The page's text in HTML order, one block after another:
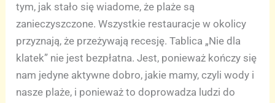
tym, jak stało się wiadome, że plaże są
zanieczyszczone. Wszystkie restauracje w okolicy
przyznają, że przeżywają recesję. Tablica „Nie dla
klatek” nie jest bezpłatna. Jest, ponieważ kończy się
nam jedyne aktywne dobro, jakie mamy, czyli wody i
nasze plaże, i ponieważ to doprowadza ludzi do